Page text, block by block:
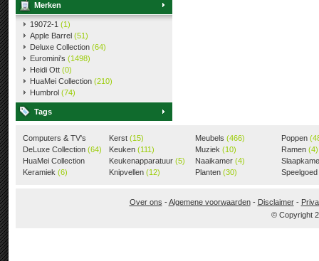
Merken
19072-1 (1)
Apple Barrel (51)
Deluxe Collection (64)
Euromini's (1498)
Heidi Ott (0)
HuaMei Collection (210)
Humbrol (74)
Tags
Computers & TV's
(18)
DeLuxe Collection (64)
HuaMei Collection
(205)
Keramiek (6)
Kerst (15)
Keuken (111)
Keukenapparatuur (5)
Knipvellen (12)
Meubels (466)
Muziek (10)
Naaikamer (4)
Planten (30)
Poppen
Ramen (4)
Speelgoed
Over ons -Algemene voorwaarden- Disclaimer-
© Copyright